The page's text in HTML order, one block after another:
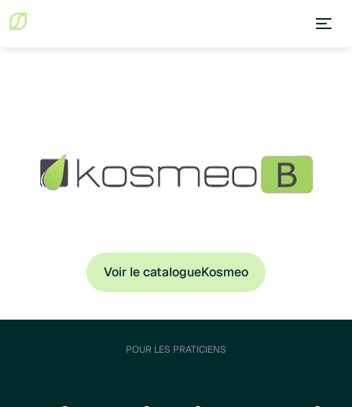
Voir le catalogueKosmeo
POUR LES PRATICIENS